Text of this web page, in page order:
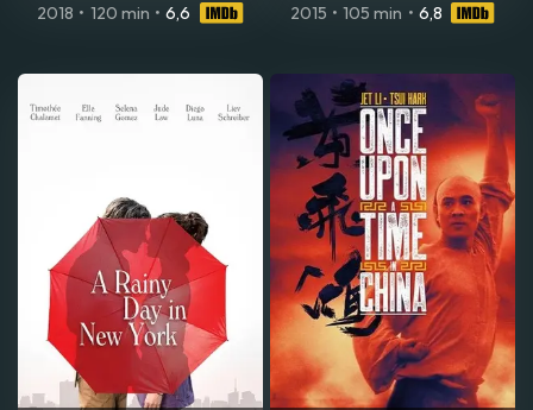
2018 • 120 min • 6,6 2015 • 105 min • 6,8